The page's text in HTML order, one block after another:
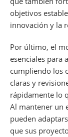
objetivos
innovación y la
Por último, el
esenciales para
cumpliendo los
claras y
rápidamente lo
Al mantener un
pueden
que sus